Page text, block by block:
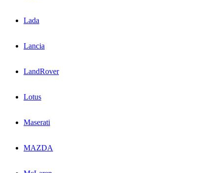
Lada
Lancia
LandRover
Lotus
Maserati
MAZDA